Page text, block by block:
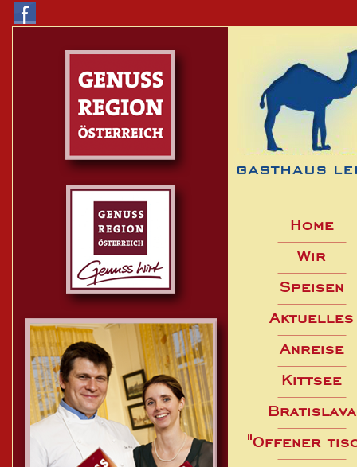
Home
Wir
Speisen
Aktuelles
Anreise
Kittsee
Bratislava
"Offener